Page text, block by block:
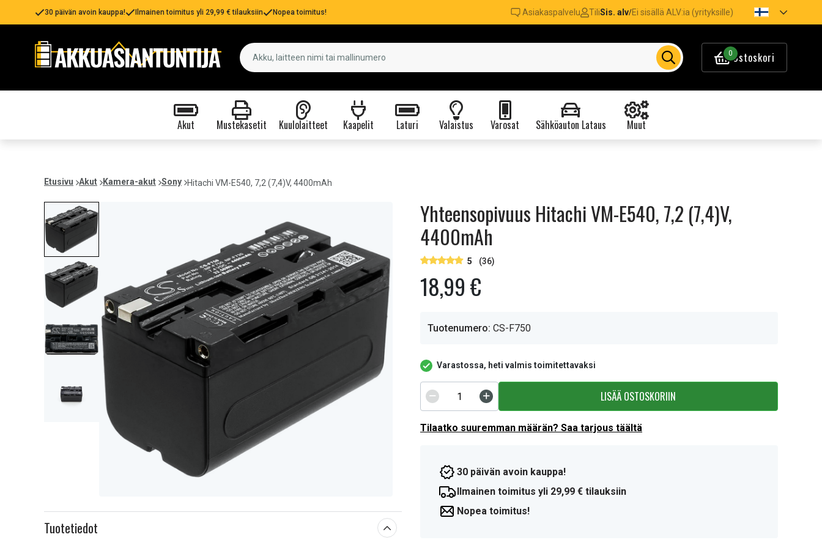
30 päivän avoin kauppa! Ilmainen toimitus yli 29,99 € tilauksiin Nopea toimitus! Asiakaspalvelu TiliSis. alv/Ei sisällä ALV:ia (yrityksille)
0Ostoskori
Akut Mustekasetit Kuulolaitteet Kaapelit Laturi Valaistus Varosat Sähköauton Lataus Muut
Etusivu Akut Kamera-akut Sony Hitachi VM-E540, 7,2 (7,4)V, 4400mAh
Tuotetiedot
Yhteensopivuus Hitachi VM-E540, 7,2 (7,4)V,
4400mAh
5 (36)
18,99 €
Tuotenumero: CS-F750
Varastossa, heti valmis toimitettavaksi
LISÄÄ OSTOSKORIIN
Tilaatko suuremman määrän? Saa tarjous täältä
30 päivän avoin kauppa!
Ilmainen toimitus yli 29,99 € tilauksiin
Nopea toimitus!